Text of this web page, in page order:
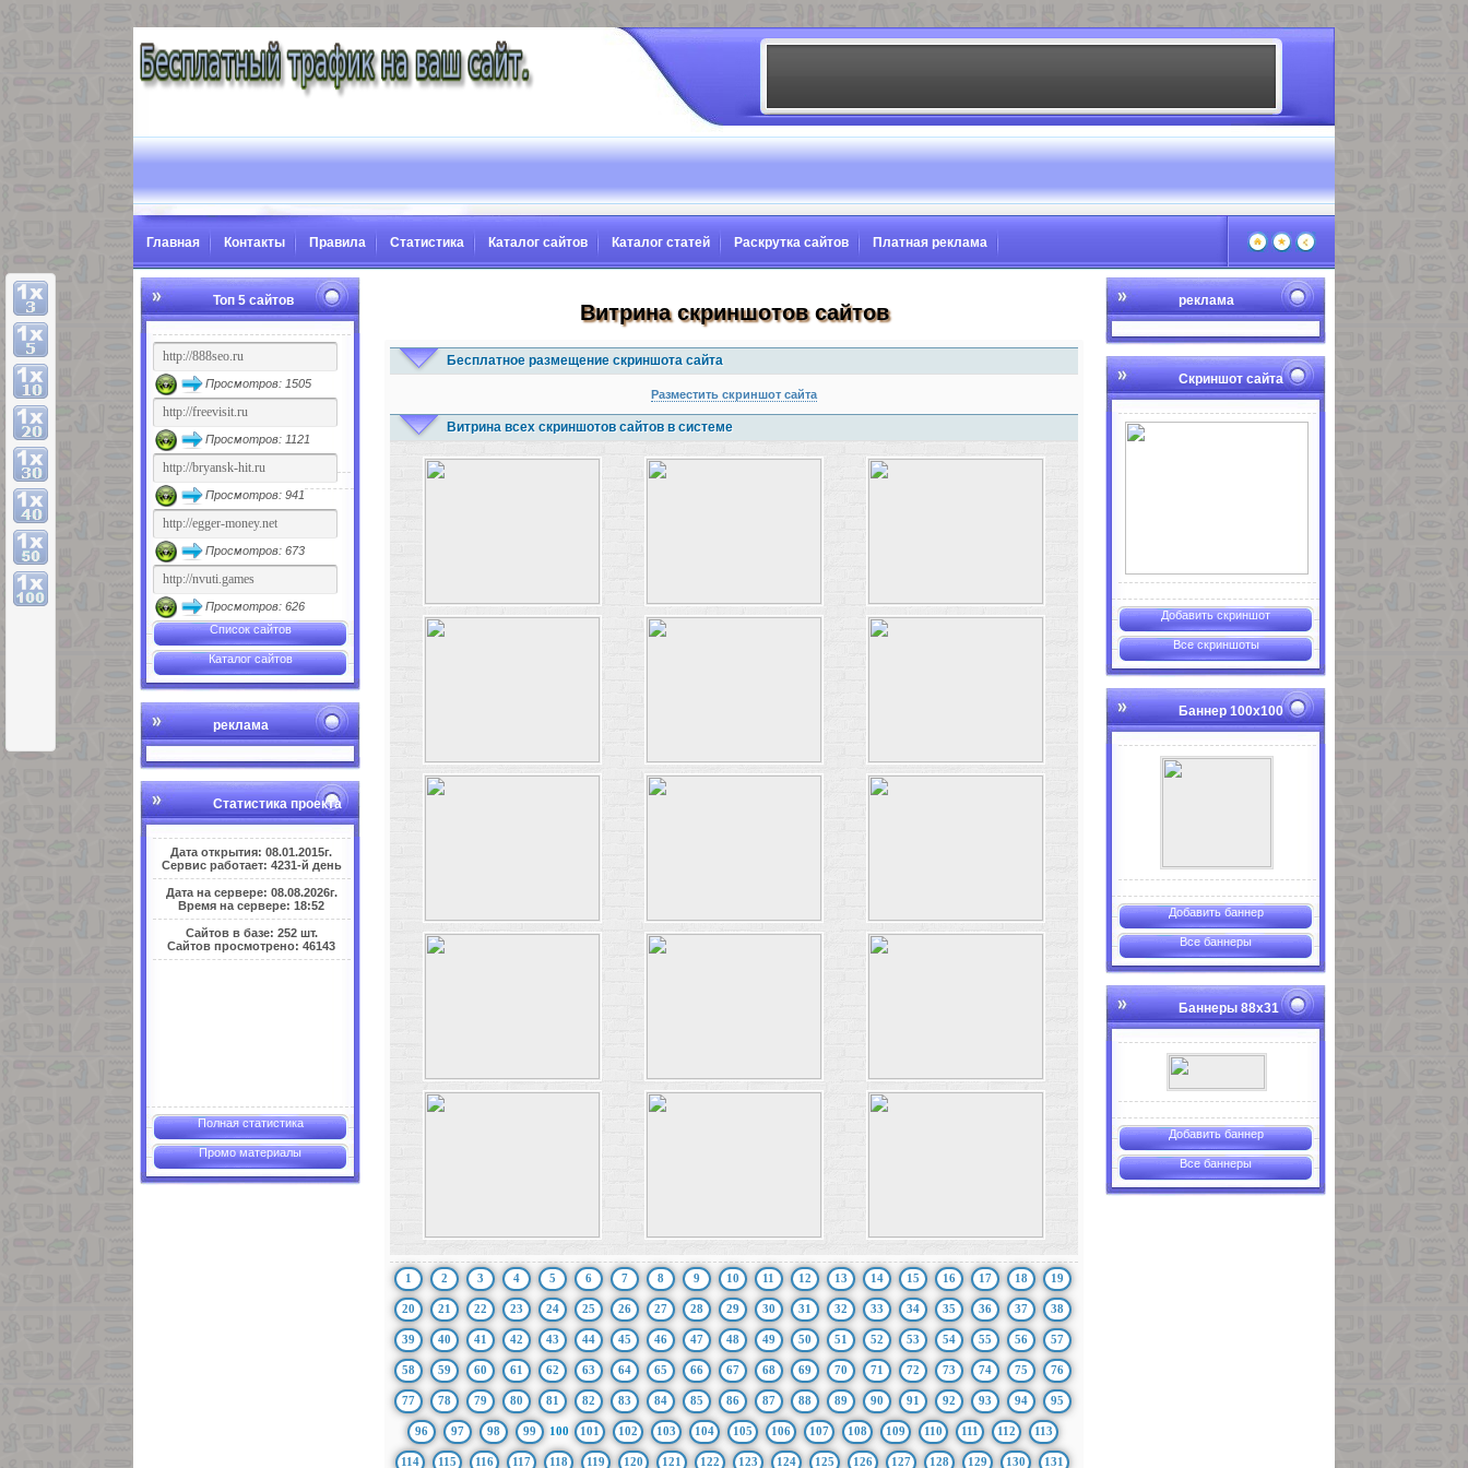
Главная Контакты Правила Статистика Каталог сайтов Каталог статей Раскрутка сайтов Платная реклама
Топ 5 сайтов
Просмотров: 1505
Просмотров: 1121
Просмотров: 941
Просмотров: 673
Просмотров: 626
Список сайтов
Каталог сайтов
реклама
Статистика проекта
Дата открытия: 08.01.2015г.
Сервис работает: 4231-й день
Дата на сервере: 08.08.2026г.
Время на сервере: 18:52
Сайтов в базе: 252 шт.
Сайтов просмотрено: 46143
Полная статистика
Промо материалы
реклама
Скриншот сайта
Добавить скриншот
Все скриншоты
Баннер 100х100
Добавить баннер
Все баннеры
Баннеры 88х31
Добавить баннер
Все баннеры
Витрина скриншотов сайтов
Бесплатное размещение скриншота сайта
Разместить скриншот сайта
Витрина всех скриншотов сайтов в системе
1 2 3 4 5 6 7 8 9 10 11 12 13 14 15 16 17 18 19
20 21 22 23 24 25 26 27 28 29 30 31 32 33 34 35 36 37 38
39 40 41 42 43 44 45 46 47 48 49 50 51 52 53 54 55 56 57
58 59 60 61 62 63 64 65 66 67 68 69 70 71 72 73 74 75 76
77 78 79 80 81 82 83 84 85 86 87 88 89 90 91 92 93 94 95
96 97 98 99 100 101 102 103 104 105 106 107 108 109 110 111 112 113
114 115 116 117 118 119 120 121 122 123 124 125 126 127 128 129 130 131